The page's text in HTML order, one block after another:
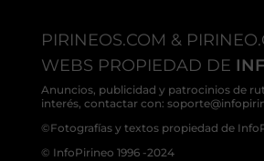
PIRINEOS.COM &
WEBS PROPIEDAD DE
Anuncios, publicidad y patrocinios de
interés, contactar con:
©Fotografías y textos propiedad de
© InfoPirineo 1996 -2024